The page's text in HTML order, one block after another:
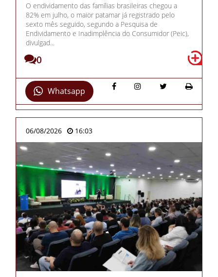
O endividamento das famílias brasileiras chegou a
82% em julho, o maior patamar já registrado pelo
sexto mês seguido, segundo a Pesquisa de
Endividamento e Inadimplência do Consumidor (Peic),
divulgad...
0
Whatsapp
06/08/2026 16:03